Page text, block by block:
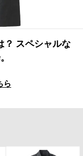
？ スペシャルな
ら